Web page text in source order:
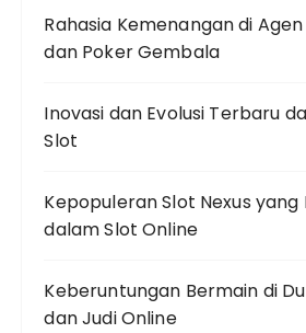
Rahasia Kemenangan di
dan Poker Gembala
Inovasi dan Evolusi Terbaru
Slot
Kepopuleran Slot Nexus yang
dalam Slot Online
Keberuntungan Bermain di
dan Judi Online